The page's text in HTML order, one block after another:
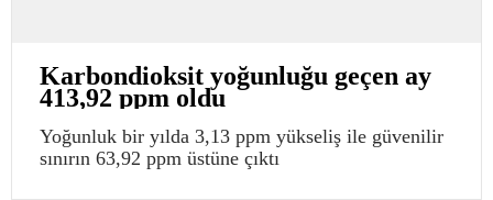
Karbondioksit yoğunluğu geçen ay
413,92 ppm oldu
Yoğunluk bir yılda 3,13 ppm yükseliş ile güvenilir
sınırın 63,92 ppm üstüne çıktı